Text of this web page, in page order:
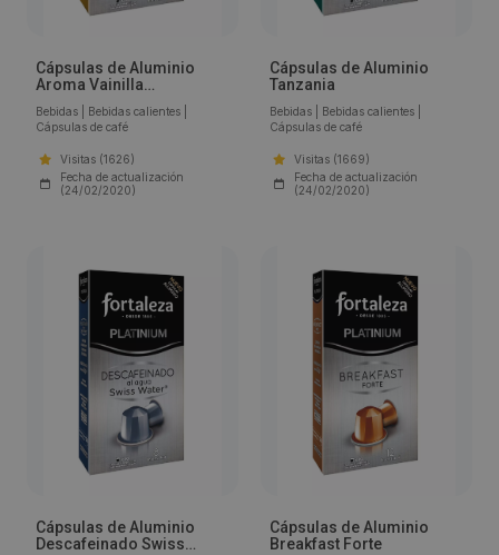
Cápsulas de Aluminio
Aroma Vainilla
Madagascar
Bebidas Bebidas calientes
Cápsulas de café
Visitas (1626)
Fecha de actualización
(24/02/2020)
Cápsulas de Aluminio
Tanzania
Bebidas Bebidas calientes
Cápsulas de café
Visitas (1669)
Fecha de actualización
(24/02/2020)
Cápsulas de Aluminio
Descafeinado Swiss
Cápsulas de Aluminio
Breakfast Forte